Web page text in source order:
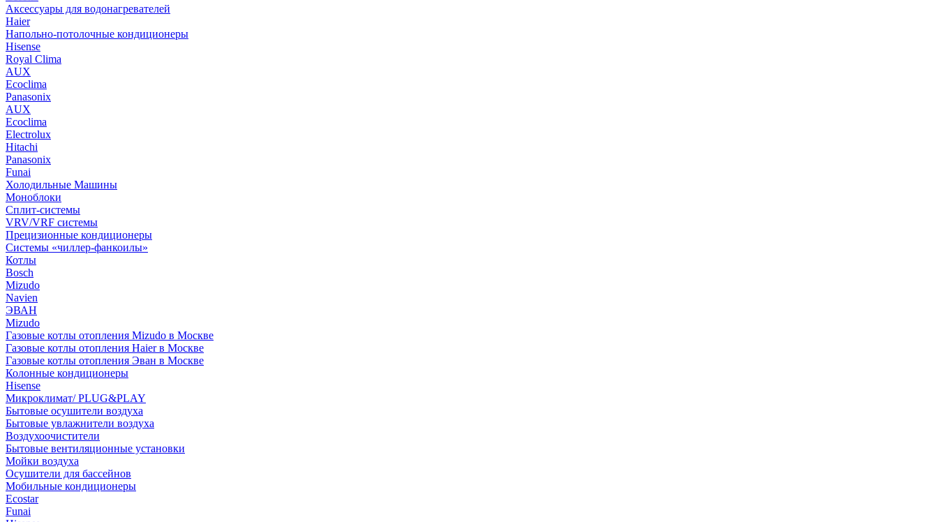
Аксессуары для водонагревателей
Haier
Напольно-потолочные кондиционеры
Hisense
Royal Clima
AUX
Ecoclima
Panasonix
AUX
Ecoclima
Electrolux
Hitachi
Panasonix
Funai
Холодильные Машины
Моноблоки
Сплит-системы
VRV/VRF системы
Прецизионные кондиционеры
Системы «чиллер-фанкоилы»
Котлы
Bosch
Mizudo
Navien
ЭВАН
Mizudo
Газовые котлы отопления Mizudo в Москве
Газовые котлы отопления Haier в Москве
Газовые котлы отопления Эван в Москве
Колонные кондиционеры
Hisense
Микроклимат/ PLUG&PLAY
Бытовые осушители воздуха
Бытовые увлажнители воздуха
Воздухоочистители
Бытовые вентиляционные установки
Мойки воздуха
Осушители для бассейнов
Мобильные кондиционеры
Ecostar
Funai